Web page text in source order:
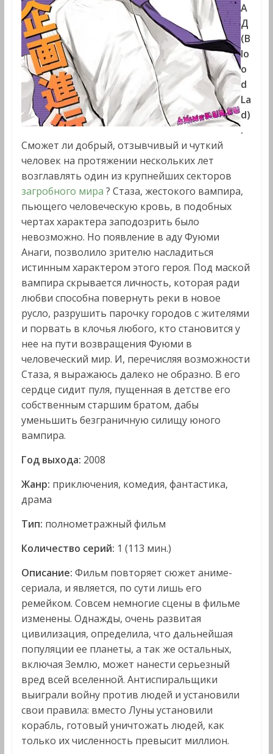
А
Д
(B
lo
o
d
La
d)
.
Сможет ли добрый, отзывчивый и чуткий
человек на протяжении нескольких лет
возглавлять один из крупнейших секторов
загробного мира ? Стаза, жестокого вампира,
пьющего человеческую кровь, в подобных
чертах характера заподозрить было
невозможно. Но появление в аду Фуюми
Анаги, позволило зрителю насладиться
истинным характером этого героя. Под маской
вампира скрывается личность, которая ради
любви способна повернуть реки в новое
русло, разрушить парочку городов с жителями
и порвать в клочья любого, кто становится у
нее на пути возвращения Фуюми в
человеческий мир. И, перечисляя возможности
Стаза, я выражаюсь далеко не образно. В его
сердце сидит пуля, пущенная в детстве его
собственным старшим братом, дабы
уменьшить безграничную силищу юного
вампира.
Год выхода: 2008
Жанр: приключения, комедия, фантастика,
драма
Тип: полнометражный фильм
Количество серий: 1 (113 мин.)
Описание: Фильм повторяет сюжет аниме-
сериала, и является, по сути лишь его
ремейком. Совсем немногие сцены в фильме
изменены. Однажды, очень развитая
цивилизация, определила, что дальнейшая
популяции ее планеты, а так же остальных,
включая Землю, может нанести серьезный
вред всей вселенной. Антиспиральщики
выиграли войну против людей и установили
свои правила: вместо Луны установили
корабль, готовый уничтожать людей, как
только их численность превысит миллион.